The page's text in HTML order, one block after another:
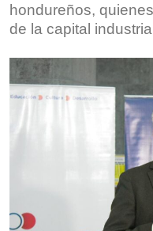
hondureños,
de la capital